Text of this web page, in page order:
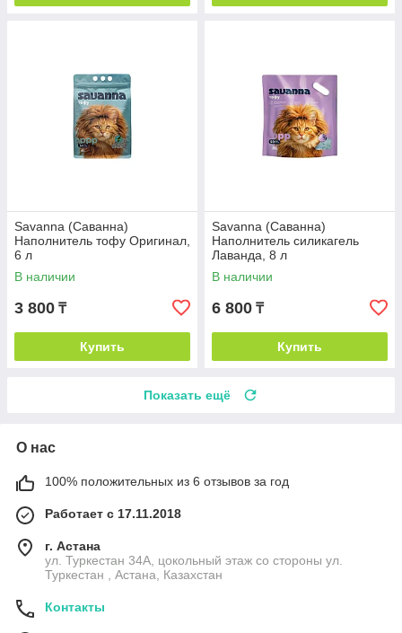
Savanna (Саванна)
Наполнитель тофу Оригинал,
6 л
В наличии
3 800 ₸
Купить
Savanna (Саванна)
Наполнитель силикагель
Лаванда, 8 л
В наличии
6 800 ₸
Купить
Показать ещё
О нас
100% положительных из 6 отзывов за год
Работает с 17.11.2018
г. Астана
ул. Туркестан 34А, цокольный этаж со стороны ул.
Туркестан , Астана, Казахстан
Контакты